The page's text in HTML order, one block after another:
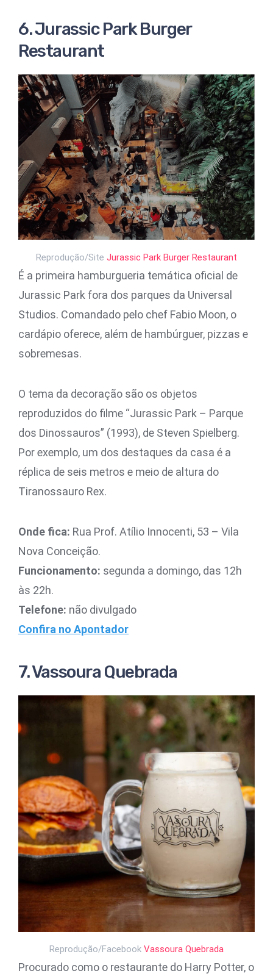
6. Jurassic Park Burger
Restaurant
Reprodução/Site Jurassic Park Burger Restaurant
É a primeira hamburgueria temática oficial de
Jurassic Park fora dos parques da Universal
Studios. Comandado pelo chef Fabio Moon, o
cardápio oferece, além de hambúrguer, pizzas e
sobremesas.
O tema da decoração são os objetos
reproduzidos do filme “Jurassic Park – Parque
dos Dinossauros” (1993), de Steven Spielberg.
Por exemplo, um dos destaques da casa é a
réplica de seis metros e meio de altura do
Tiranossauro Rex.
Onde fica: Rua Prof. Atílio Innocenti, 53 – Vila
Nova Conceição.
Funcionamento: segunda a domingo, das 12h
às 22h.
Telefone: não divulgado
Confira no Apontador
7. Vassoura Quebrada
Reprodução/Facebook Vassoura Quebrada
Procurado como o restaurante do Harry Potter, o